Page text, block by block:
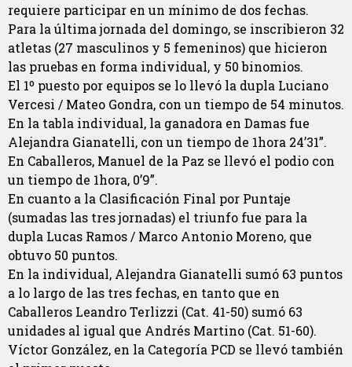
requiere participar en un mínimo de dos fechas.
Para la última jornada del domingo, se inscribieron 32
atletas (27 masculinos y 5 femeninos) que hicieron
las pruebas en forma individual, y 50 binomios.
El 1º puesto por equipos se lo llevó la dupla Luciano
Vercesi / Mateo Gondra, con un tiempo de 54 minutos.
En la tabla individual, la ganadora en Damas fue
Alejandra Gianatelli, con un tiempo de 1hora 24’31”.
En Caballeros, Manuel de la Paz se llevó el podio con
un tiempo de 1hora, 0’9”.
En cuanto a la Clasificación Final por Puntaje
(sumadas las tres jornadas) el triunfo fue para la
dupla Lucas Ramos / Marco Antonio Moreno, que
obtuvo 50 puntos.
En la individual, Alejandra Gianatelli sumó 63 puntos
a lo largo de las tres fechas, en tanto que en
Caballeros Leandro Terlizzi (Cat. 41-50) sumó 63
unidades al igual que Andrés Martino (Cat. 51-60).
Víctor González, en la Categoría PCD se llevó también